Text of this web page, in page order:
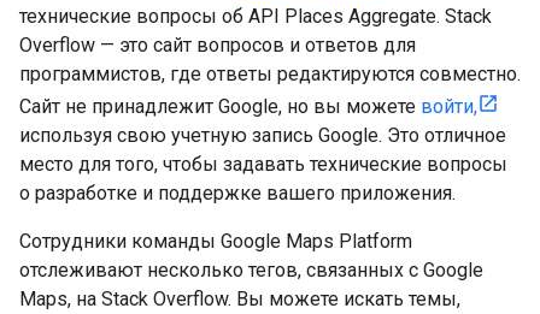
технические вопросы об API Places Aggregate. Stack
Overflow — это сайт вопросов и ответов для
программистов, где ответы редактируются совместно.
Сайт не принадлежит Google, но вы можете войти,
используя свою учетную запись Google. Это отличное
место для того, чтобы задавать технические вопросы
о разработке и поддержке вашего приложения.
Сотрудники команды Google Maps Platform
отслеживают несколько тегов, связанных с Google
Maps, на Stack Overflow. Вы можете искать темы,